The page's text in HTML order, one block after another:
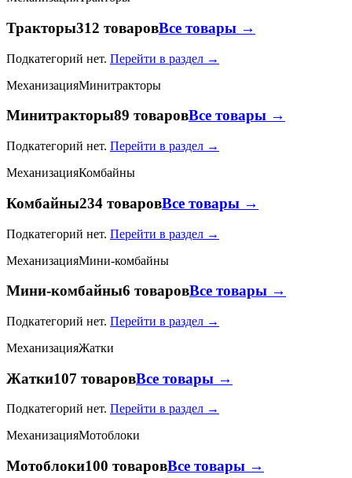
Тракторы312 товаровВсе товары →
Подкатегорий нет. Перейти в раздел →
МеханизацияМинитракторы
Минитракторы89 товаровВсе товары →
Подкатегорий нет. Перейти в раздел →
МеханизацияКомбайны
Комбайны234 товаровВсе товары →
Подкатегорий нет. Перейти в раздел →
МеханизацияМини-комбайны
Мини-комбайны6 товаровВсе товары →
Подкатегорий нет. Перейти в раздел →
МеханизацияЖатки
Жатки107 товаровВсе товары →
Подкатегорий нет. Перейти в раздел →
МеханизацияМотоблоки
Мотоблоки100 товаровВсе товары →